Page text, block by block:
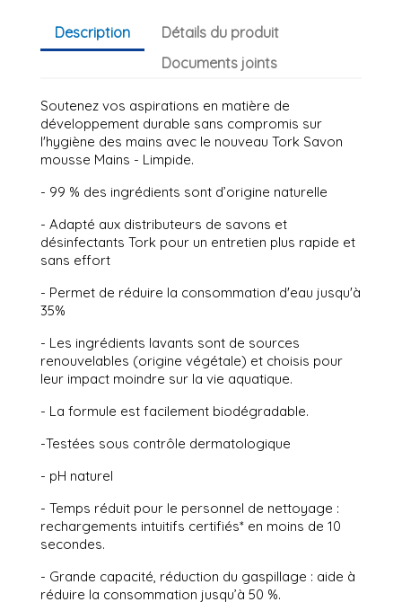
Description
Détails du produit
Documents joints
Soutenez vos aspirations en matière de
développement durable sans compromis sur
l'hygiène des mains avec le nouveau Tork Savon
mousse Mains - Limpide.
- 99 % des ingrédients sont d’origine naturelle
- Adapté aux distributeurs de savons et
désinfectants Tork pour un entretien plus rapide et
sans effort
- Permet de réduire la consommation d'eau jusqu'à
35%
- Les ingrédients lavants sont de sources
renouvelables (origine végétale) et choisis pour
leur impact moindre sur la vie aquatique.
- La formule est facilement biodégradable.
-Testées sous contrôle dermatologique
- pH naturel
- Temps réduit pour le personnel de nettoyage :
rechargements intuitifs certifiés* en moins de 10
secondes.
- Grande capacité, réduction du gaspillage : aide à
réduire la consommation jusqu’à 50 %.